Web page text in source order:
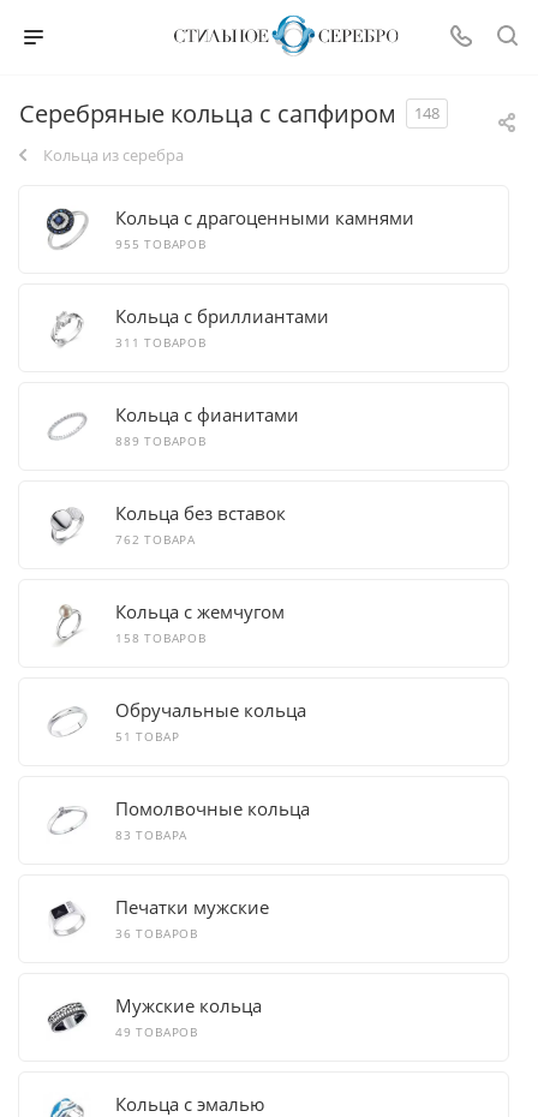
Серебряные кольца с сапфиром
148
Кольца из серебра
Кольца с драгоценными камнями
955 ТОВАРОВ
Кольца с бриллиантами
311 ТОВАРОВ
Кольца с фианитами
889 ТОВАРОВ
Кольца без вставок
762 ТОВАРА
Кольца с жемчугом
158 ТОВАРОВ
Обручальные кольца
51 ТОВАР
Помолвочные кольца
83 ТОВАРА
Печатки мужские
36 ТОВАРОВ
Мужские кольца
49 ТОВАРОВ
Кольца с эмалью